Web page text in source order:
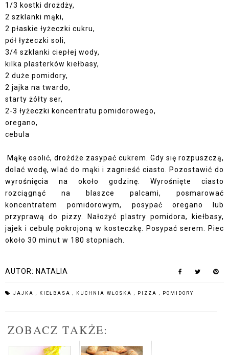
1/3 kostki drożdży,
2 szklanki mąki,
2 płaskie łyżeczki cukru,
pół łyżeczki soli,
3/4 szklanki ciepłej wody,
kilka plasterków kiełbasy,
2 duże pomidory,
2 jajka na twardo,
starty żółty ser,
2-3 łyżeczki koncentratu pomidorowego,
oregano,
cebula
Mąkę osolić, drożdże zasypać cukrem. Gdy się rozpuszczą,
dolać wodę, wlać do mąki i zagnieść ciasto. Pozostawić do
wyrośnięcia na około godzinę. Wyrośnięte ciasto
rozciągnąć na blaszce palcami, posmarować
koncentratem pomidorowym, posypać oregano lub
przyprawą do pizzy. Nałożyć plastry pomidora, kiełbasy,
jajek i cebulę pokrojoną w kosteczkę. Posypać serem. Piec
około 30 minut w 180 stopniach.
AUTOR: NATALIA
JAJKA , KIEŁBASA , KUCHNIA WŁOSKA , PIZZA , POMIDORY
ZOBACZ TAKŻE: